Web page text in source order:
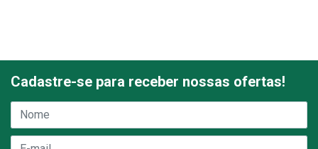
Cadastre-se para receber nossas ofertas!